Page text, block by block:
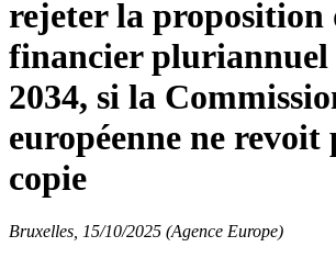
rejeter la proposition
financier pluriannuel
2034, si la
européenne ne revoit
copie
Bruxelles, 15/10/2025 (Agence Europe)